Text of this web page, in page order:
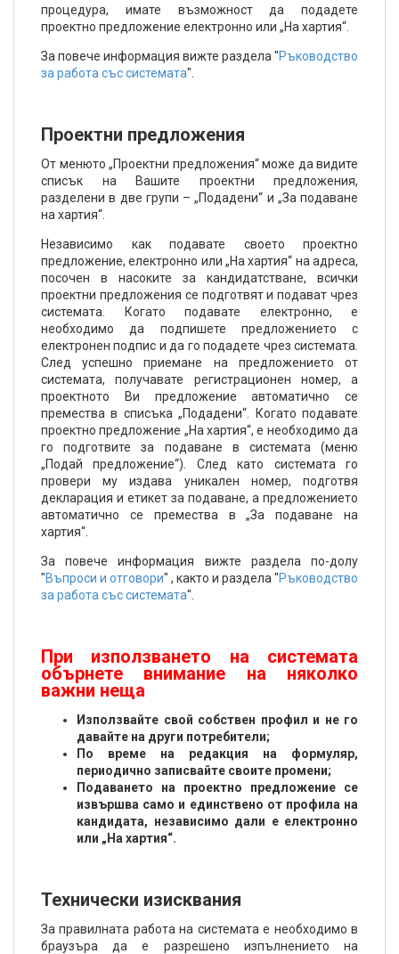
процедура, имате възможност да подадете
проектно предложение електронно или „На хартия“.
За повече информация вижте раздела "Ръководство
за работа със системата".
Проектни предложения
От менюто „Проектни предложения“ може да видите
списък на Вашите проектни предложения,
разделени в две групи – „Подадени“ и „За подаване
на хартия“.
Независимо как подавате своето проектно
предложение, електронно или „На хартия“ на адреса,
посочен в насоките за кандидатстване, всички
проектни предложения се подготвят и подават чрез
системата. Когато подавате електронно, е
необходимо да подпишете предложението с
електронен подпис и да го подадете чрез системата.
След успешно приемане на предложението от
системата, получавате регистрационен номер, а
проектното Ви предложение автоматично се
премества в списъка „Подадени“. Когато подавате
проектно предложение „На хартия“, е необходимо да
го подготвите за подаване в системата (меню
„Подай предложение“). След като системата го
провери му издава уникален номер, подготвя
декларация и етикет за подаване, а предложението
автоматично се премества в „За подаване на
хартия“.
За повече информация вижте раздела по-долу
"Въпроси и отговори" , както и раздела "Ръководство
за работа със системата".
При използването на системата
обърнете внимание на няколко
важни неща
Използвайте свой собствен профил и не го
давайте на други потребители;
По време на редакция на формуляр,
периодично записвайте своите промени;
Подаването на проектно предложение се
извършва само и единствено от профила на
кандидата, независимо дали е електронно
или „На хартия“.
Технически изисквания
За правилната работа на системата е необходимо в
браузъра да е разрешено изпълнението на